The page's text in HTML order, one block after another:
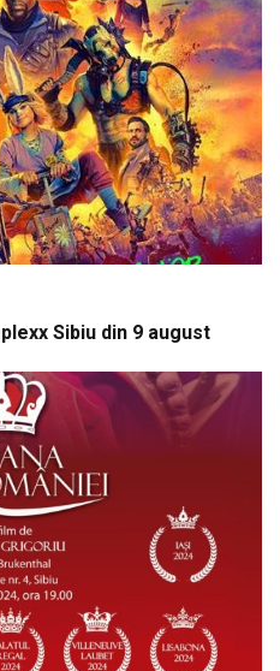
Sibiu din 9 august